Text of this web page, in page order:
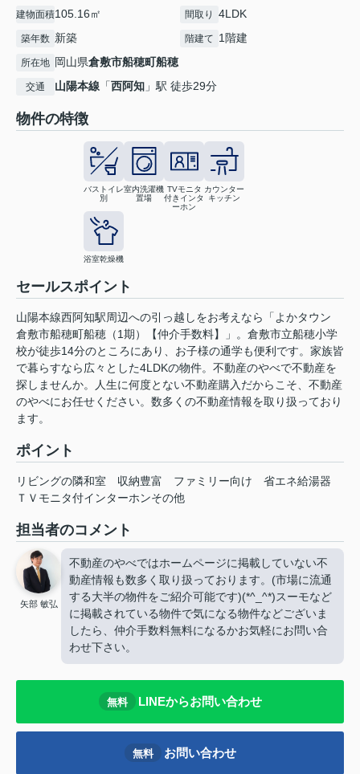
建物面積105.16㎡ 間取り 4LDK
築年数 新築 階建て 1階建
所在地 岡山県倉敷市船穂町船穂
交通 山陽本線 「西阿知 」駅 徒歩29分
物件の特徴
バストイレ
別
室内洗濯機
置場
TVモニタ
付きインタ
ーホン
カウンター
キッチン
浴室乾燥機
セールスポイント
山陽本線西阿知駅周辺への引っ越しをお考えなら「よかタウン
倉敷市船穂町船穂（1期）【仲介手数料】」。倉敷市立船穂小学
校が徒歩14分のところにあり、お子様の通学も便利です。家族皆
で暮らすなら広々とした4LDKの物件。不動産のやべで不動産を
探しませんか。人生に何度とない不動産購入だからこそ、不動産
のやべにお任せください。数多くの不動産情報を取り扱っており
ます。
ポイント
リビングの隣和室 収納豊富 ファミリー向け
省エネ給湯器
ＴＶモニタ付インターホンその他
担当者のコメント
矢部 敏弘
不動産のやべではホームページに掲載していない不
動産情報も数多く取り扱っております。(市場に流通
する大半の物件をご紹介可能です)(*^_^*)スーモなど
に掲載されている物件で気になる物件などございま
したら、仲介手数料無料になるかお気軽にお問い合
わせ下さい。
無料 LINEからお問い合わせ
無料 お問い合わせ